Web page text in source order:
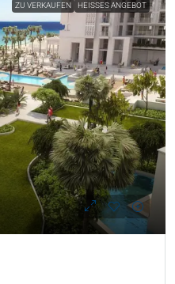
ZU VERKAUFEN HEISSES ANGEBOT